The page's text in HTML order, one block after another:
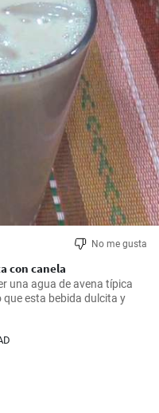
No me gusta
con canela
una agua de avena típica
esta bebida dulcita y